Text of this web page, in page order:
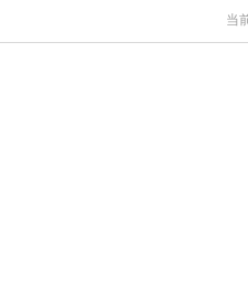
当